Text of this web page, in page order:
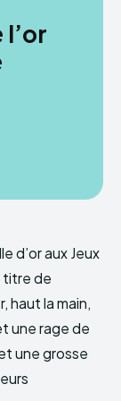
d’or aux Jeux
titre de
haut la main,
une rage de
une grosse